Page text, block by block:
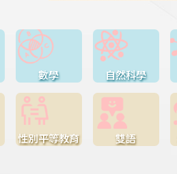
數學 自然科學
性別平等教育 雙語